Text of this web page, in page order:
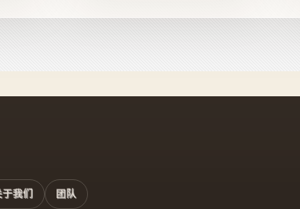
于我们 团队